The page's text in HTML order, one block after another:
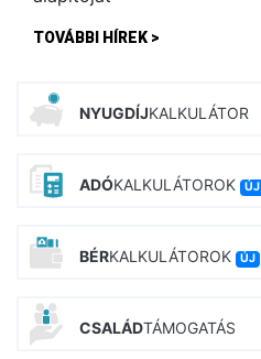
TOVÁBBI HÍREK >
NYUGDÍJKALKULÁTOR
ADÓKALKULÁTOROK ÚJ
BÉRKALKULÁTOROK ÚJ
CSALÁDTÁMOGATÁS